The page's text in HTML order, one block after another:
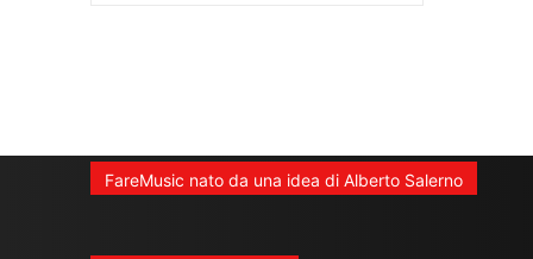
FareMusic nato da una idea di Alberto Salerno